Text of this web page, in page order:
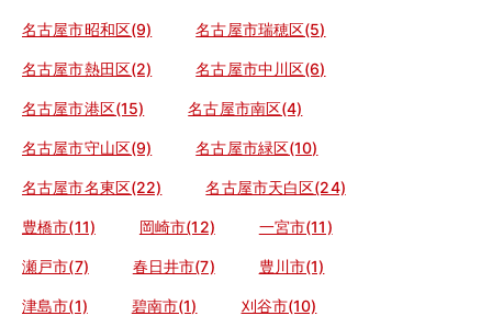
名古屋市昭和区(9) 名古屋市瑞穂区(5)
名古屋市熱田区(2) 名古屋市中川区(6)
名古屋市港区(15) 名古屋市南区(4)
名古屋市守山区(9) 名古屋市緑区(10)
名古屋市名東区(22) 名古屋市天白区(24)
豊橋市(11) 岡崎市(12) 一宮市(11)
瀬戸市(7) 春日井市(7) 豊川市(1)
津島市(1) 碧南市(1) 刈谷市(10)